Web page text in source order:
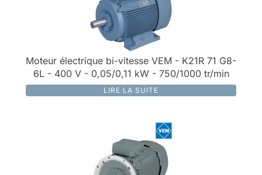
Moteur électrique bi-vitesse VEM - K21R 71 G8-
6L - 400 V - 0,05/0,11 kW - 750/1000 tr/min
LIRE LA SUITE